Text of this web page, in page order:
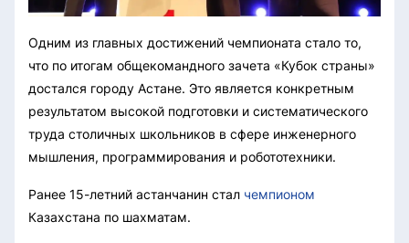
Одним из главных достижений чемпионата стало то,
что по итогам общекомандного зачета «Кубок страны»
достался городу Астане. Это является конкретным
результатом высокой подготовки и систематического
труда столичных школьников в сфере инженерного
мышления, программирования и робототехники.
Ранее 15-летний астанчанин стал чемпионом
Казахстана по шахматам.